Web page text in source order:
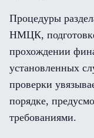
Процедуры
НМЦК,
прохождении
установленных
проверки
порядке,
требованиями.